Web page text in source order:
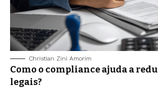
Christian Zini Amorim
Como o compliance ajuda a
legais?